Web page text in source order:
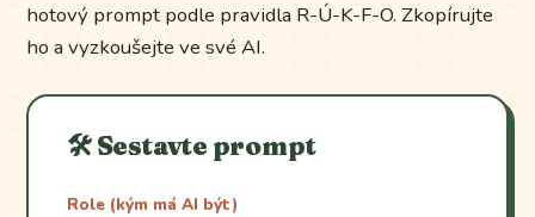
hotový prompt podle pravidla R-Ú-K-F-O. Zkopírujte
ho a vyzkoušejte ve své AI.
🛠️ Sestavte prompt
Role (kým má AI být)